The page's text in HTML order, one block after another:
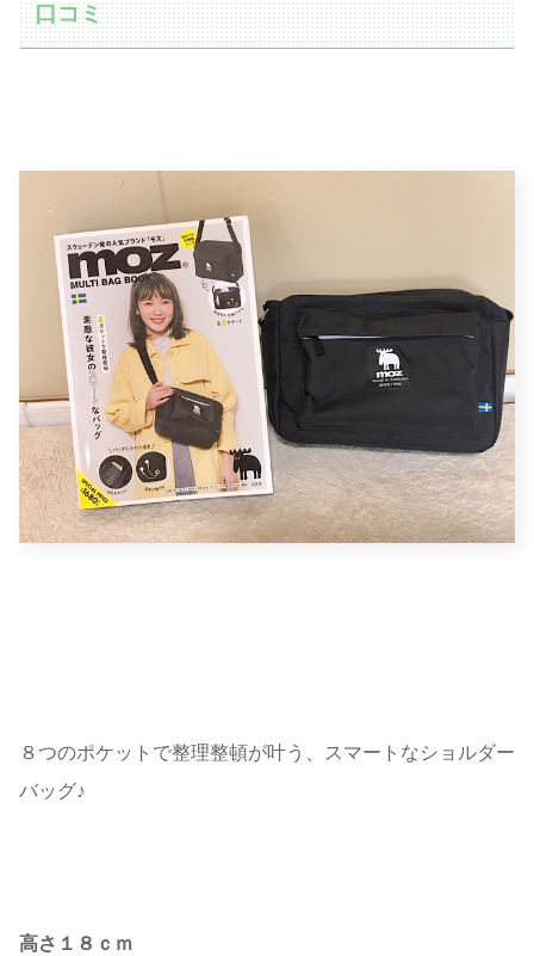
口コミ
８つのポケットで整理整頓が叶う、スマートなショルダー
バッグ♪
高さ１８ｃｍ